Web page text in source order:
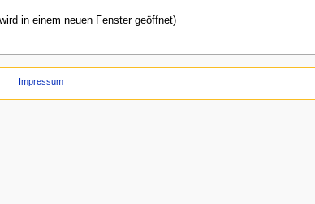
in einem neuen Fenster geöffnet)
Impressum